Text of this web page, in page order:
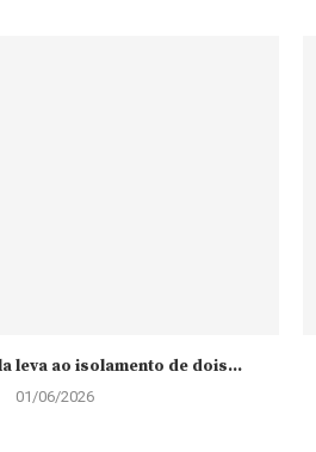
leva ao isolamento de dois...
01/06/2026